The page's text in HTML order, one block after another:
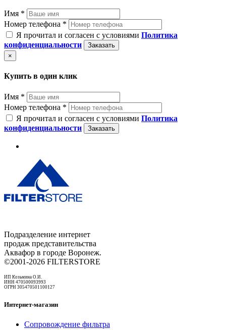
Имя *
Номер телефона *
Я прочитал и согласен с условиями Политика
конфиденциальности
Заказать
×
Купить в один клик
Имя *
Номер телефона *
Я прочитал и согласен с условиями Политика
конфиденциальности
Заказать
Подразделение интернет
продаж представительства
Аквафор в городе Воронеж.
©2001-2026 FILTERSTORE
ИП Козьмина О.И.
ИНН 470500093993
ОГРН 305470501100127
Интернет-магазин
Сопровождение фильтра